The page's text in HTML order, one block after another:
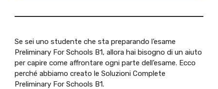
Se sei uno studente che sta preparando l’esame
Preliminary For Schools B1, allora hai bisogno di un aiuto
per capire come affrontare ogni parte dell’esame. Ecco
perché abbiamo creato le Soluzioni Complete
Preliminary For Schools B1.